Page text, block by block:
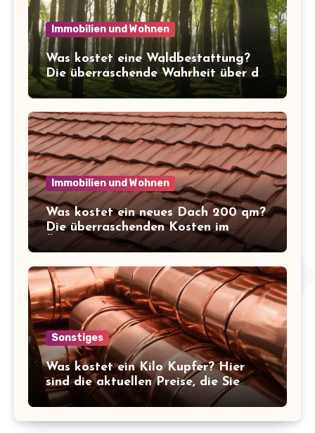
Immobilien und Wohnen
Was kostet eine Waldbestattung?
Die überraschende Wahrheit über die
Kosten der letzten Ruhe
Immobilien und Wohnen
Was kostet ein neues Dach 200 qm?
Die überraschenden Kosten im
Überblick!
Sonstiges
Was kostet ein Kilo Kupfer? Hier
sind die aktuellen Preise, die Sie
kennen sollten!